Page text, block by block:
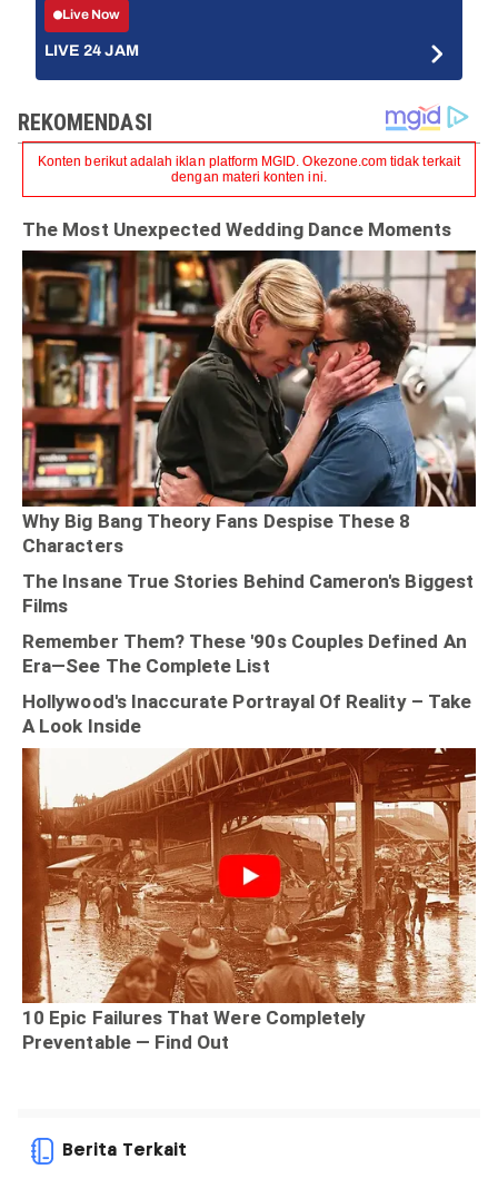
Live Now
LIVE 24 JAM
Berita Terkait